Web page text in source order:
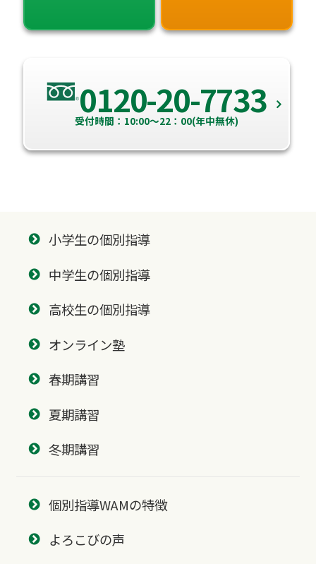
0120-20-7733
受付時間：10:00～22：00(年中無休)
小学生の個別指導
中学生の個別指導
高校生の個別指導
オンライン塾
春期講習
夏期講習
冬期講習
個別指導WAMの特徴
よろこびの声